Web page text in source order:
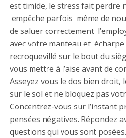
est timide, le stress fait perdre
empêche parfois même de
de saluer correctement
avec votre manteau et écharpe
recroquevillé sur le bout du
vous mettre à l’aise avant de
Asseyez vous le dos bien droit,
sur le sol et ne bloquez pas
Concentrez-vous sur l’instant
pensées négatives. Répondez
questions qui vous sont